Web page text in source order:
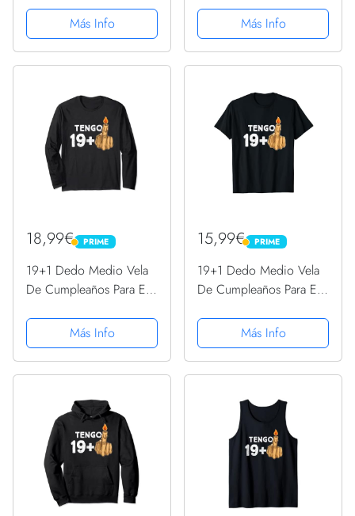
amantes de la vela
Camiseta
Más Info
gráfica Camiseta
Más Info
18,99€ PRIME
PRIME
19+1 Dedo Medio Vela
De Cumpleaños Para El
Larga
Más Info
15,99€ PRIME
PRIME
19+1 Dedo Medio Vela
De Cumpleaños Para El
CamisetaMás Info